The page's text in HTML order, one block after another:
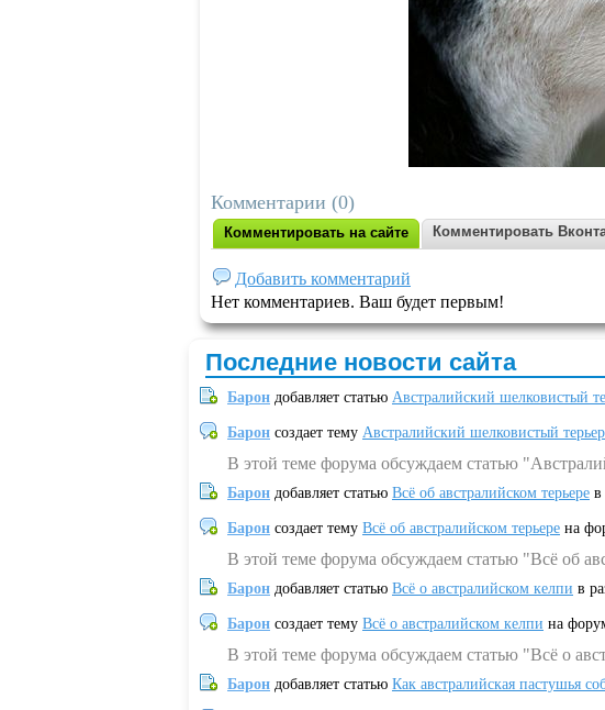
Комментарии (0)
Комментировать на сайте Комментировать
Добавить комментарий
Нет комментариев. Ваш будет первым!
Последние новости сайта
Барон добавляет статью Австралийский шелковистый
Барон создает тему Австралийский шелковистый
В этой теме форума обсуждаем статью
Барон добавляет статью Всё об австралийском терьере в
Барон создает тему Всё об австралийском терьере на
В этой теме форума обсуждаем статью "Всё об
Барон добавляет статью Всё о австралийском келпи в
Барон создает тему Всё о австралийском келпи на
В этой теме форума обсуждаем статью "Всё о
Барон добавляет статью Как австралийская пастушья